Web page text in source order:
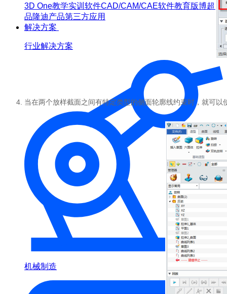
3D One教学实训软件CAD/CAM/CAE软件教育版博超产
品隆迪产品第三方应用
解决方案
行业解决方案
机械制造
4. 当在两个放样截面之间有特定类型的侧面轮廓线约束时，就可